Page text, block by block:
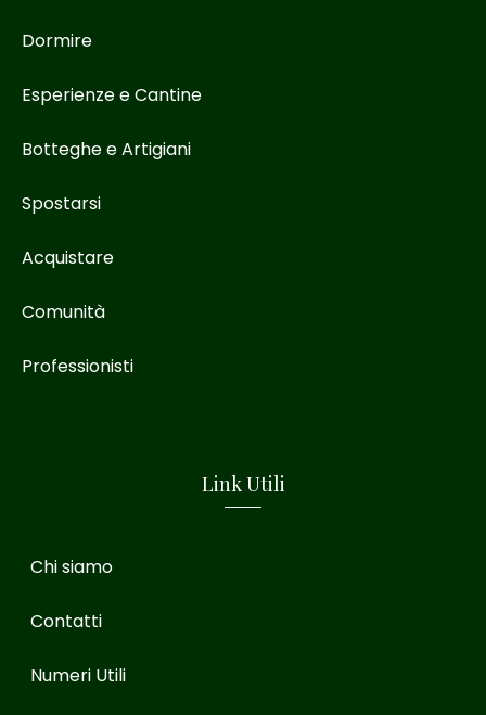
Dormire
Esperienze e Cantine
Botteghe e Artigiani
Spostarsi
Acquistare
Comunità
Professionisti
Link Utili
Chi siamo
Contatti
Numeri Utili